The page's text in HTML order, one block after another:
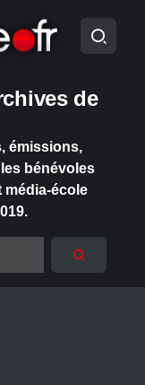
de
émissions,
bénévoles
média-école